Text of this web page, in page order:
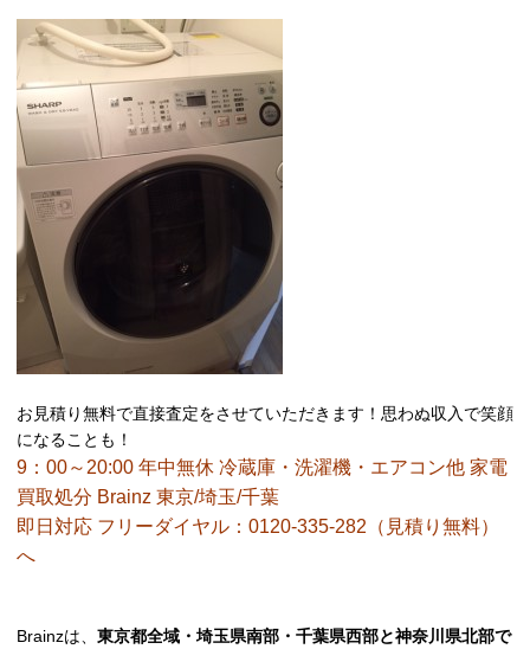
お見積り無料で直接査定をさせていただきます！思わぬ収入で笑顔
になることも！
9：00～20:00 年中無休 冷蔵庫・洗濯機・エアコン他 家電
買取処分 Brainz 東京/埼玉/千葉
即日対応 フリーダイヤル：0120-335-282（見積り無料）
へ
Brainzは、 東京都全域・埼玉県南部・千葉県西部と神奈川県北部で